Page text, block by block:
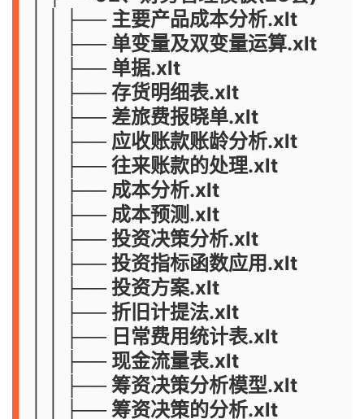
│ │ ├── 主要产品成本分析.xlt
│ │ ├── 单变量及双变量运算.xlt
│ │ ├── 单据.xlt
│ │ ├── 存货明细表.xlt
│ │ ├── 差旅费报晓单.xlt
│ │ ├── 应收账款账龄分析.xlt
│ │ ├── 往来账款的处理.xlt
│ │ ├── 成本分析.xlt
│ │ ├── 成本预测.xlt
│ │ ├── 投资决策分析.xlt
│ │ ├── 投资指标函数应用.xlt
│ │ ├── 投资方案.xlt
│ │ ├── 折旧计提法.xlt
│ │ ├── 日常费用统计表.xlt
│ │ ├── 现金流量表.xlt
│ │ ├── 筹资决策分析模型.xlt
│ │ ├── 筹资决策的分析.xlt